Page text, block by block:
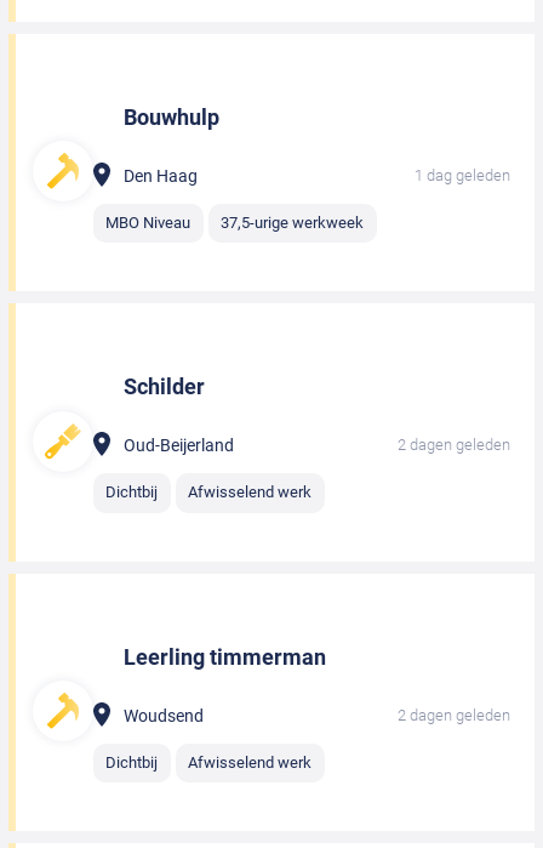
Bouwhulp
Den Haag 1 dag geleden
MBO Niveau 37,5-urige werkweek
Schilder
Oud-Beijerland 2 dagen geleden
Dichtbij Afwisselend werk
Leerling timmerman
Woudsend 2 dagen geleden
Dichtbij Afwisselend werk